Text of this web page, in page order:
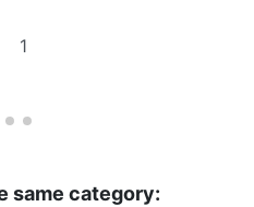
same category: